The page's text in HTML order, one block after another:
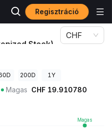
Regisztráció
(Ondo Tokenized Stock) ára FIGON
Stock)
CHF
200D 1Y
Magas CHF 19.910780